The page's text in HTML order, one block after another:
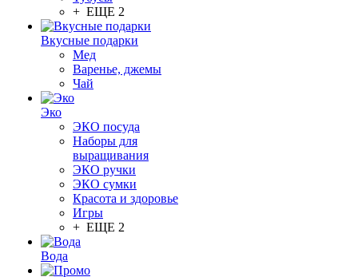
+ ЕЩЕ 2
Вкусные подарки
Мед
Варенье, джемы
Чай
Эко
ЭКО посуда
Наборы для
выращивания
ЭКО ручки
ЭКО сумки
Красота и здоровье
Игры
+ ЕЩЕ 2
Вода